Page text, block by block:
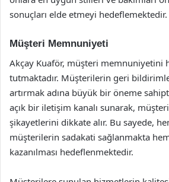
sonuçları elde etmeyi hedeflemektedir.
Müşteri Memnuniyeti
Akçay Kuaför, müşteri memnuniyetini
tutmaktadır. Müşterilerin geri
artırmak adına büyük bir öneme
açık bir iletişim kanalı sunarak,
şikayetlerini dikkate alır. Bu sayede,
müşterilerin sadakati sağlanmakta
kazanılması hedeflenmektedir.